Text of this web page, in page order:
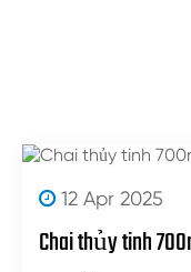
12 Apr 2025
Chai thủy tinh